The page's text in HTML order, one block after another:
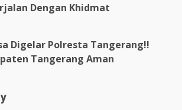
Dengan Khidmat
Digelar Polresta Tangerang!!
Tangerang Aman